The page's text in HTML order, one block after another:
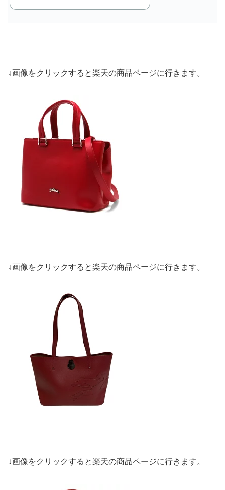
↓画像をクリックすると楽天の商品ページに行きます。
↓画像をクリックすると楽天の商品ページに行きます。
↓画像をクリックすると楽天の商品ページに行きます。